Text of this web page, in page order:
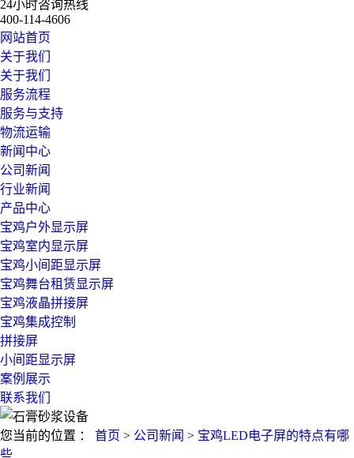
24小时咨询热线
400-114-4606
网站首页
关于我们
关于我们
服务流程
服务与支持
物流运输
新闻中心
公司新闻
行业新闻
产品中心
宝鸡户外显示屏
宝鸡室内显示屏
宝鸡小间距显示屏
宝鸡舞台租赁显示屏
宝鸡液晶拼接屏
宝鸡集成控制
拼接屏
小间距显示屏
案例展示
联系我们
您当前的位置 ： 首页 > 公司新闻 > 宝鸡LED电子屏的特点有哪
些